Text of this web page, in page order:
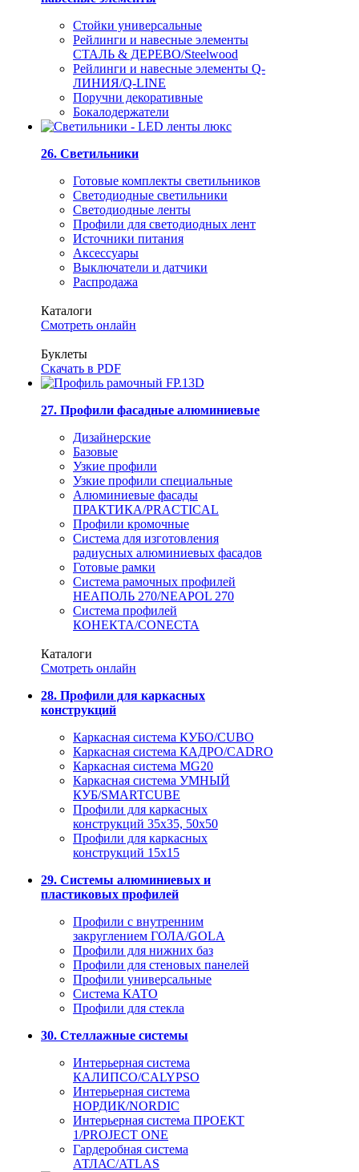
Стойки универсальные
Рейлинги и навесные элементы
СТАЛЬ & ДЕРЕВО/Steelwood
Рейлинги и навесные элементы Q-
ЛИНИЯ/Q-LINE
Поручни декоративные
Бокалодержатели
26. Светильники
Готовые комплекты светильников
Светодиодные светильники
Светодиодные ленты
Профили для светодиодных лент
Источники питания
Аксессуары
Выключатели и датчики
Распродажа
Каталоги
Смотреть онлайн
Буклеты
Скачать в PDF
27. Профили фасадные алюминиевые
Дизайнерские
Базовые
Узкие профили
Узкие профили специальные
Алюминиевые фасады
ПРАКТИКА/PRACTICAL
Профили кромочные
Система для изготовления
радиусных алюминиевых фасадов
Готовые рамки
Система рамочных профилей
НЕАПОЛЬ 270/NEAPOL 270
Система профилей
КОНЕКТА/CONECTA
Каталоги
Смотреть онлайн
28. Профили для каркасных
конструкций
Каркасная система КУБО/CUBO
Каркасная система КАДРО/CADRO
Каркасная система MG20
Каркасная система УМНЫЙ
КУБ/SMARTCUBE
Профили для каркасных
конструкций 35x35, 50x50
Профили для каркасных
конструкций 15х15
29. Системы алюминиевых и
пластиковых профилей
Профили с внутренним
закруглением ГОЛА/GOLA
Профили для нижних баз
Профили для стеновых панелей
Профили универсальные
Система КАТО
Профили для стекла
30. Стеллажные системы
Интерьерная система
КАЛИПСО/CALYPSO
Интерьерная система
НОРДИК/NORDIC
Интерьерная система ПРОЕКТ
1/PROJECT ONE
Гардеробная система
АТЛАС/ATLAS